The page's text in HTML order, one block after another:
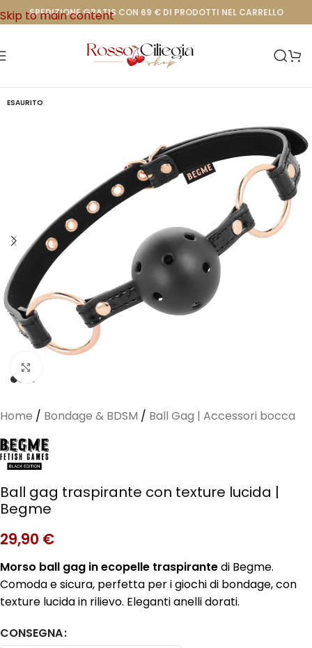
Skip to main content
SPEDIZIONE GRATIS CON 69 € DI PRODOTTI NEL CARRELLO
ESAURITO
Home / Bondage & BDSM / Ball Gag | Accessori bocca
Ball gag traspirante con texture lucida |
Begme
29,90 €
Morso ball gag in ecopelle traspirantedi Begme.
Comoda e sicura, perfetta per i giochi di bondage, con
texture lucida in rilievo. Eleganti anelli dorati.
CONSEGNA